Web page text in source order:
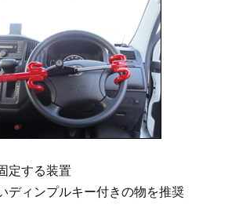
定する装置
ディンプルキー付きの物を推奨